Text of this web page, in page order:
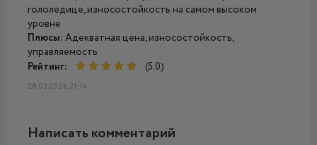
гололедице, износостойкость на самом высоком
уровне
Плюсы: Адекватная цена, износостойкость,
управляемость
Рейтинг:
(5.0)
28.03.2024, 21:14
Написать комментарий